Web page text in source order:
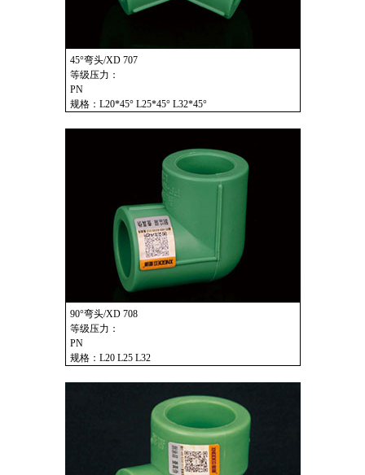
45°弯头/XD 707
等级压力：
PN
规格：L20*45° L25*45° L32*45°
90°弯头/XD 708
等级压力：
PN
规格：L20 L25 L32